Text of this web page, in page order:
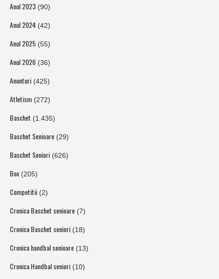
Anul 2023 (90)
Anul 2024 (42)
Anul 2025 (55)
Anul 2026 (36)
Anunturi (425)
Atletism (272)
Baschet (1.435)
Baschet Senioare (29)
Baschet Seniori (626)
Box (205)
Competitii (2)
Cronica Baschet senioare (7)
Cronica Baschet seniori (18)
Cronica handbal senioare (13)
Cronica Handbal seniori (10)